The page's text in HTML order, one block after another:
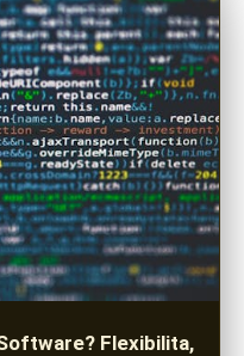
Flexibilita,